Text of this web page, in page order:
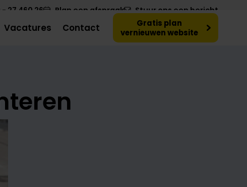
- 27 460 26 Plan een afspraak Stuur ons een bericht
Vacatures Contact
Gratis plan
vernieuwen website